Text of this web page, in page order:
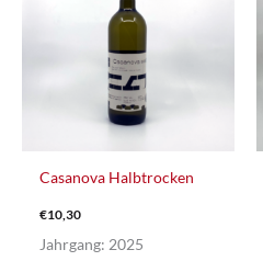
Casanova Halbtrocken
€10,30
Jahrgang: 2025